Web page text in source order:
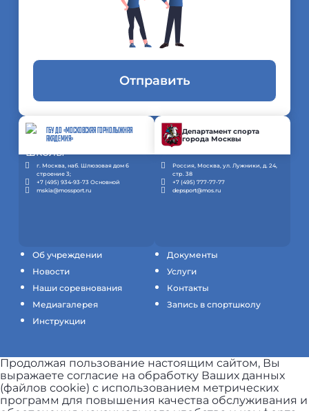
Об учреждении
Новости
Наши соревнования
Медиагалерея
Инструкции
Документы
Услуги
Контакты
Запись в спортшколу
Отправить
ГБУ ДО «МОСКОВСКАЯ ГОРНОЛЫЖНАЯ
АКАДЕМИЯ»
г. Москва, наб. Шлюзовая дом 6
строение 3;
+7 (495) 934-93-73 Основной
mskia@mossport.ru
Департамент спорта
города Москвы
Россия, Москва, ул. Лужники, д. 24,
стр. 38
+7 (495) 777-77-77
depsport@mos.ru
Продолжая пользование настоящим сайтом, Вы
выражаете согласие на обработку Ваших данных
(файлов cookie) с использованием метрических
программ для повышения качества обслуживания и